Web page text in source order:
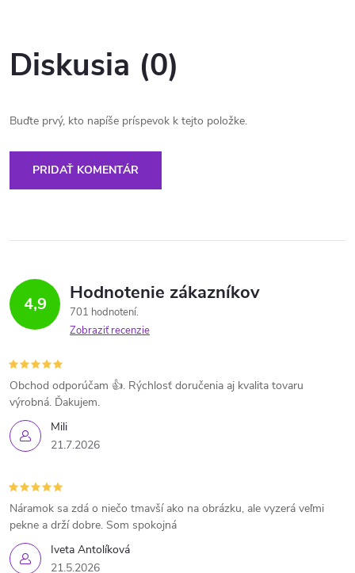
Diskusia (0)
Buďte prvý, kto napíše príspevok k tejto položke.
PRIDAŤ KOMENTÁR
4,9 Hodnotenie zákazníkov
701 hodnotení
Zobraziť recenzie
Mili
21.7.2026
Obchod odporúčam 👍. Rýchlosť doručenia aj kvalita tovaru
výrobná. Ďakujem.
Iveta Antolíková
21.5.2026
Náramok sa zdá o niečo tmavší ako na obrázku, ale vyzerá veľmi
pekne a drží dobre. Som spokojná